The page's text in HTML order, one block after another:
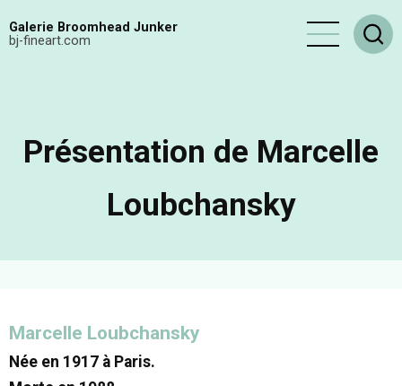
auGalerie Broomhead Junker
bj-fineart.com
Présentation de Marcelle
Loubchansky
Marcelle Loubchansky
Née en 1917 à Paris.